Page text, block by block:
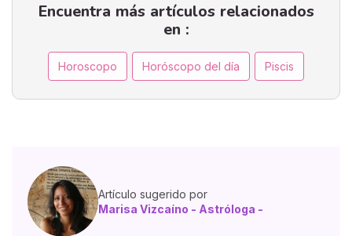
Encuentra más artículos relacionados
en :
Horoscopo Horóscopo del día Piscis
Artículo sugerido por
Marisa Vizcaíno - Astróloga -